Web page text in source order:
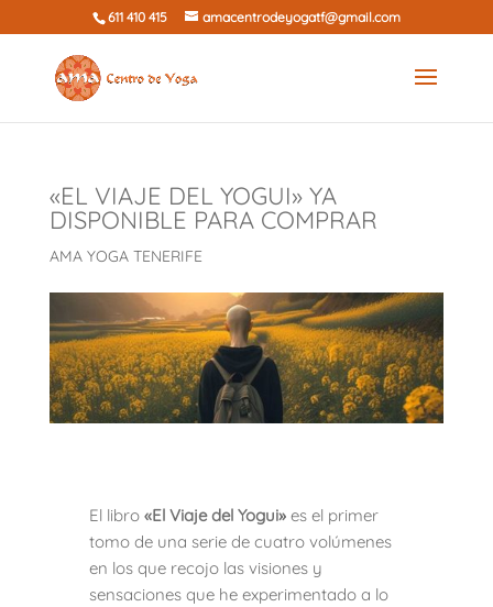
611 410 415 amacentrodeyogatf@gmail.com
«EL VIAJE DEL YOGUI» YA
DISPONIBLE PARA COMPRAR
AMA YOGA TENERIFE
El libro «El Viaje del Yogui»es el primer
tomo de una serie de cuatro volúmenes
en los que recojo las visiones y
sensaciones que he experimentado a lo